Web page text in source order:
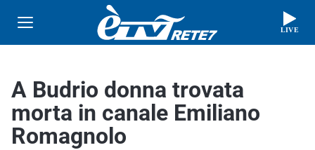
LIVE
A Budrio donna trovata
morta in canale Emiliano
Romagnolo